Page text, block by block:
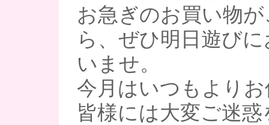
お急ぎのお買い物
ら、ぜひ明日遊び
いませ。
今月はいつもより
皆様には大変ご迷